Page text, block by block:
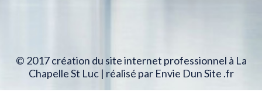
© 2017 création du site internet professionnel à La
Chapelle St Luc | réalisé par Envie Dun Site .fr